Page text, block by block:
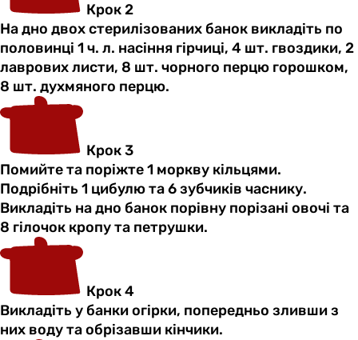
Крок 2
На дно двох стерилізованих банок викладіть по
половинці 1 ч. л. насіння гірчиці, 4 шт. гвоздики, 2
лаврових листи, 8 шт. чорного перцю горошком,
8 шт. духмяного перцю.
Крок 3
Помийте та поріжте 1 моркву кільцями.
Подрібніть 1 цибулю та 6 зубчиків часнику.
Викладіть на дно банок порівну порізані овочі та
8 гілочок кропу та петрушки.
Крок 4
Викладіть у банки огірки, попередньо зливши з
них воду та обрізавши кінчики.